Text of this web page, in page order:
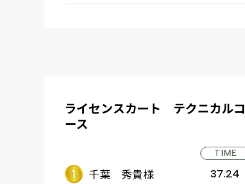
ライセンスカート テクニカルコ
ース
TIME
千葉 秀貴様 37.24